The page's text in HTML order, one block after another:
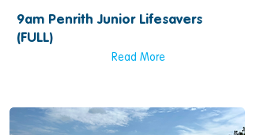
9am Penrith Junior Lifesavers
(FULL)
Read More